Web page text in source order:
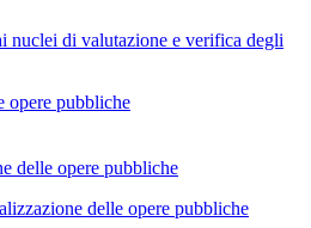
nuclei di valutazione e verifica degli
opere pubbliche
delle opere pubbliche
delle opere pubbliche